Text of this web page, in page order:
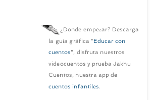
¿Dónde empezar? Descarga
la guía gráfica "Educar con
cuentos", disfruta nuestros
videocuentos y prueba Jakhu
Cuentos, nuestra app de
cuentos infantiles.